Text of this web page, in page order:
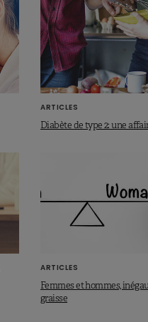
ARTICLES
Diabète de type 2: une
ARTICLES
Femmes et hommes,
graisse